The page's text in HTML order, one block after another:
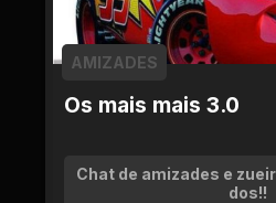
Os mais mais 3.0
AMIZADES
Chat de amizades e
dos!!